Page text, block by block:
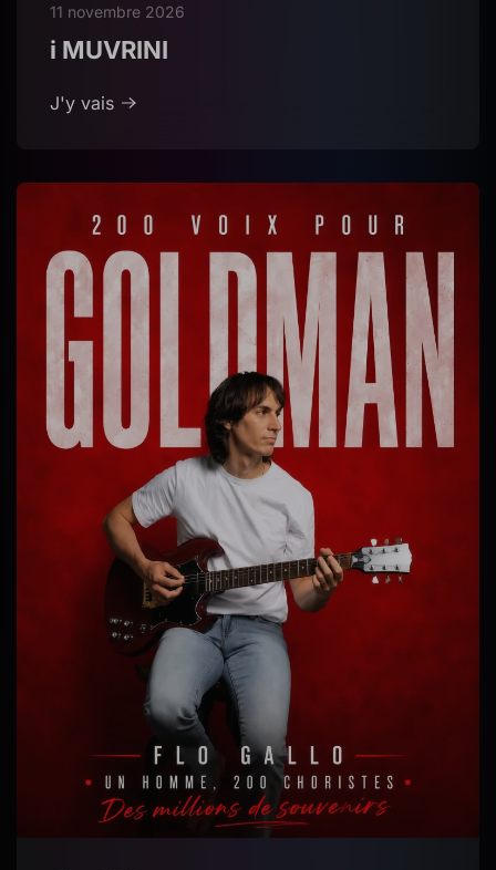
11 novembre 2026
i MUVRINI
J'y vais